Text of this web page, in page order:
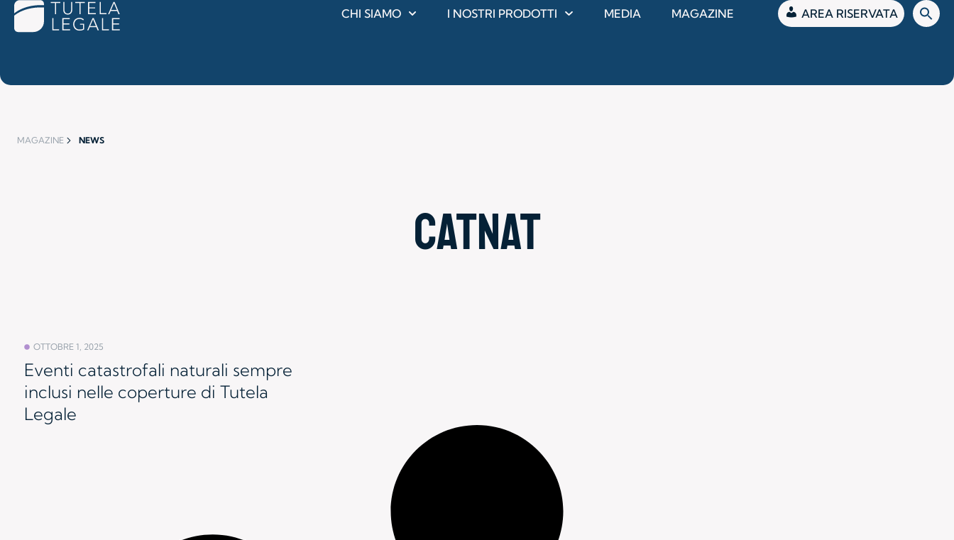
CHI SIAMO I NOSTRI PRODOTTI MEDIA MAGAZINE AREA RISERVATA
MAGAZINE NEWS
catnat
OTTOBRE 1, 2025
Eventi catastrofali naturali sempre
inclusi nelle coperture di Tutela
Legale